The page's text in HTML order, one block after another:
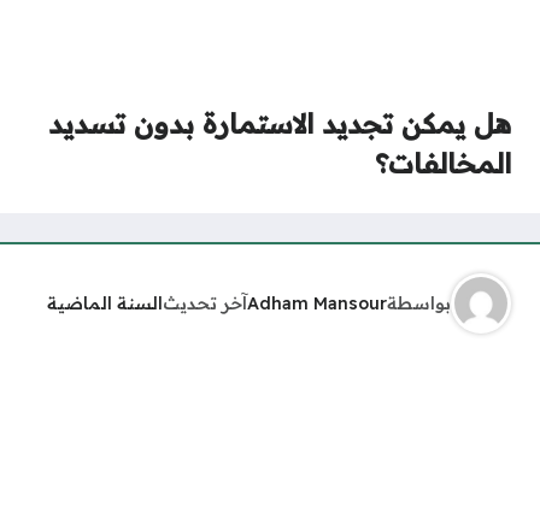
هل يمكن تجديد الاستمارة بدون تسديد
المخالفات؟
بواسطةAdham Mansourآخر تحديثالسنة الماضية